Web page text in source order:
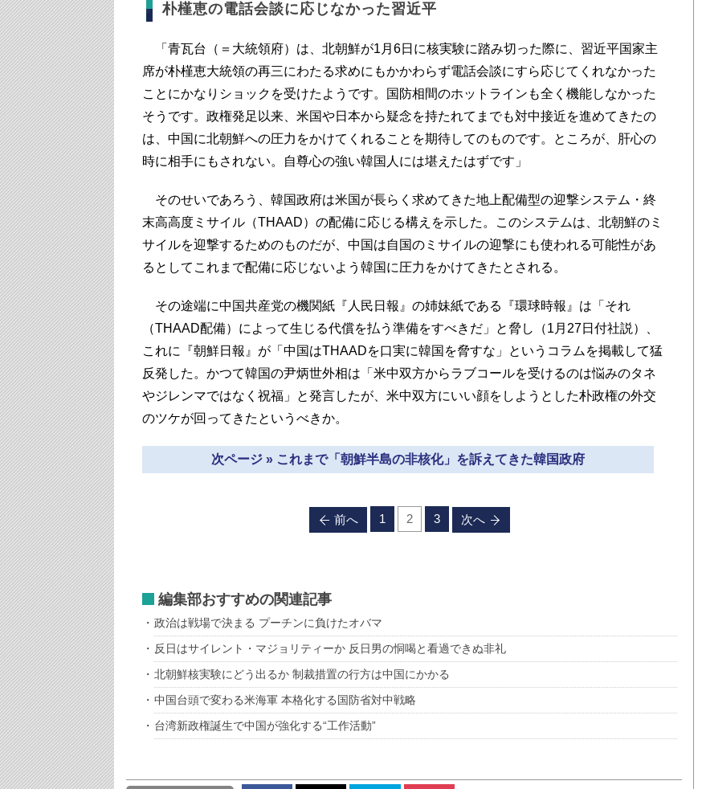
朴槿恵の電話会談に応じなかった習近平
「青瓦台（＝大統領府）は、北朝鮮が1月6日に核実験に踏み切った際に、習近平国家主
席が朴槿恵大統領の再三にわたる求めにもかかわらず電話会談にすら応じてくれなかった
ことにかなりショックを受けたようです。国防相間のホットラインも全く機能しなかった
そうです。政権発足以来、米国や日本から疑念を持たれてまでも対中接近を進めてきたの
は、中国に北朝鮮への圧力をかけてくれることを期待してのものです。ところが、肝心の
時に相手にもされない。自尊心の強い韓国人には堪えたはずです」
そのせいであろう、韓国政府は米国が長らく求めてきた地上配備型の迎撃システム・終
末高高度ミサイル（THAAD）の配備に応じる構えを示した。このシステムは、北朝鮮のミ
サイルを迎撃するためのものだが、中国は自国のミサイルの迎撃にも使われる可能性があ
るとしてこれまで配備に応じないよう韓国に圧力をかけてきたとされる。
その途端に中国共産党の機関紙『人民日報』の姉妹紙である『環球時報』は「それ
（THAAD配備）によって生じる代償を払う準備をすべきだ」と脅し（1月27日付社説）、
これに『朝鮮日報』が「中国はTHAADを口実に韓国を脅すな」というコラムを掲載して猛
反発した。かつて韓国の尹炳世外相は「米中双方からラブコールを受けるのは悩みのタネ
やジレンマではなく祝福」と発言したが、米中双方にいい顔をしようとした朴政権の外交
のツケが回ってきたというべきか。
次ページ » これまで「朝鮮半島の非核化」を訴えてきた韓国政府
前へ 1 2 3 次へ
編集部おすすめの関連記事
政治は戦場で決まる プーチンに負けたオバマ
反日はサイレント・マジョリティーか 反日男の恫喝と看過できぬ非礼
北朝鮮核実験にどう出るか 制裁措置の行方は中国にかかる
中国台頭で変わる米海軍 本格化する国防省対中戦略
台湾新政権誕生で中国が強化する“工作活動”